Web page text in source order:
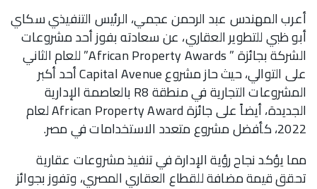
أعرب المهندس عبد الرحمن عجمي، الرئيس التنفيذي سكاي
أبو ظبي للتطوير العقاري، عن سعادته بفوز أحد مشروعات
الشركة بجائزة ” African Property Awards” للعام الثاني
على التوالي، حيث حاز مشروع Capital Avenue أحد أكبر
المشروعات التجارية في منطقة R8 بالعاصمة الإدارية
الجديدة، أيضاً على جائزة African Property Award لعام
2022، كأفضل مشروع متعدد الاستخدامات في مصر.
مما يؤكد نجاح رؤية الإدارة في تنفيذ مشروعات عقارية
تحقق قيمة مضافة للقطاع العقاري المصري، وتفوز بجوائز